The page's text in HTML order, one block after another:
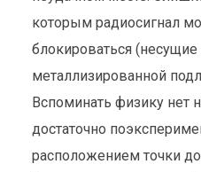
которым радиосигнал
блокироваться (несущие
металлизированной
Вспоминать физику нет
достаточно
расположением точки